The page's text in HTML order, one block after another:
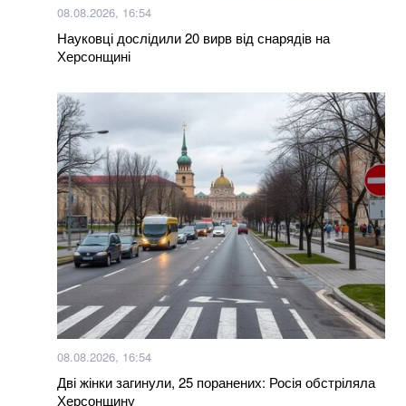
08.08.2026, 16:54
Науковці дослідили 20 вирв від снарядів на
Херсонщині
08.08.2026, 16:54
Дві жінки загинули, 25 поранених: Росія обстріляла
Херсонщину